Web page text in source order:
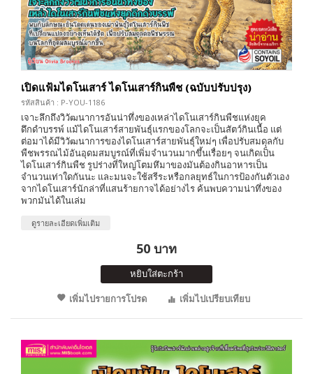
เปิดแฟ้มไดโนเสาร์ ไดโนเสาร์กินพืช (ฉบับปรับปรุง)
รหัสสินค้า : P-YOU-1186
เจาะลึกถึงวิวัฒนาการอันน่าทึ่งของเหล่าไดโนเสาร์กินพืชแห่งยุค
ดึกดำบรรพ์ แม้ไดโนเสาร์สายพันธุ์แรกของโลกจะเป็นสัตว์กินเนื้อ แต่
ต่อมาได้มีวิวัฒนาการของไดโนเสาร์สายพันธุ์ใหม่ๆ เพื่อปรับสมดุลกับ
พืชพรรณไม้อันอุดมสมบูรณ์ที่เพิ่มจำนวนมากขึ้นเรื่อยๆ จนเกิดเป็น
ไดโนเสาร์กินพืช รูปร่างที่ใหญ่โตมหึมาของมันต้องกินอาหารเป็น
จำนวนเท่าใดกันนะ และมนจะใช้สรีระหรือกลยุทธ์ในการป้องกันตัวเอง
จากไดโนเสาร์นักล่าที่แสนร้ายกาจได้อย่างไร ค้นพบความน่าทึ่งของ
พวกมันได้ในเล่ม
ดูรายละเอียดเพิ่มเติม
50 บาท
หยิบใส่ตะกร้า
เพิ่มไปรายการโปรด
เพิ่มไปเปรียบเทียบ